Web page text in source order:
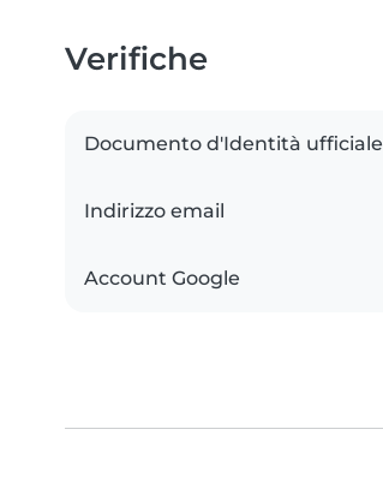
Verifiche
Documento d'Identità ufficiale
Indirizzo email
Account Google